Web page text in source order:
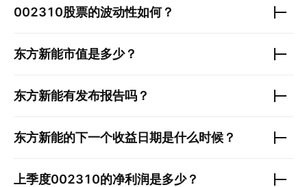
002310股票的波动性如何？
东方新能市值是多少？
东方新能有发布报告吗？
东方新能的下一个收益日期是什么时候？
上季度002310的净利润是多少？